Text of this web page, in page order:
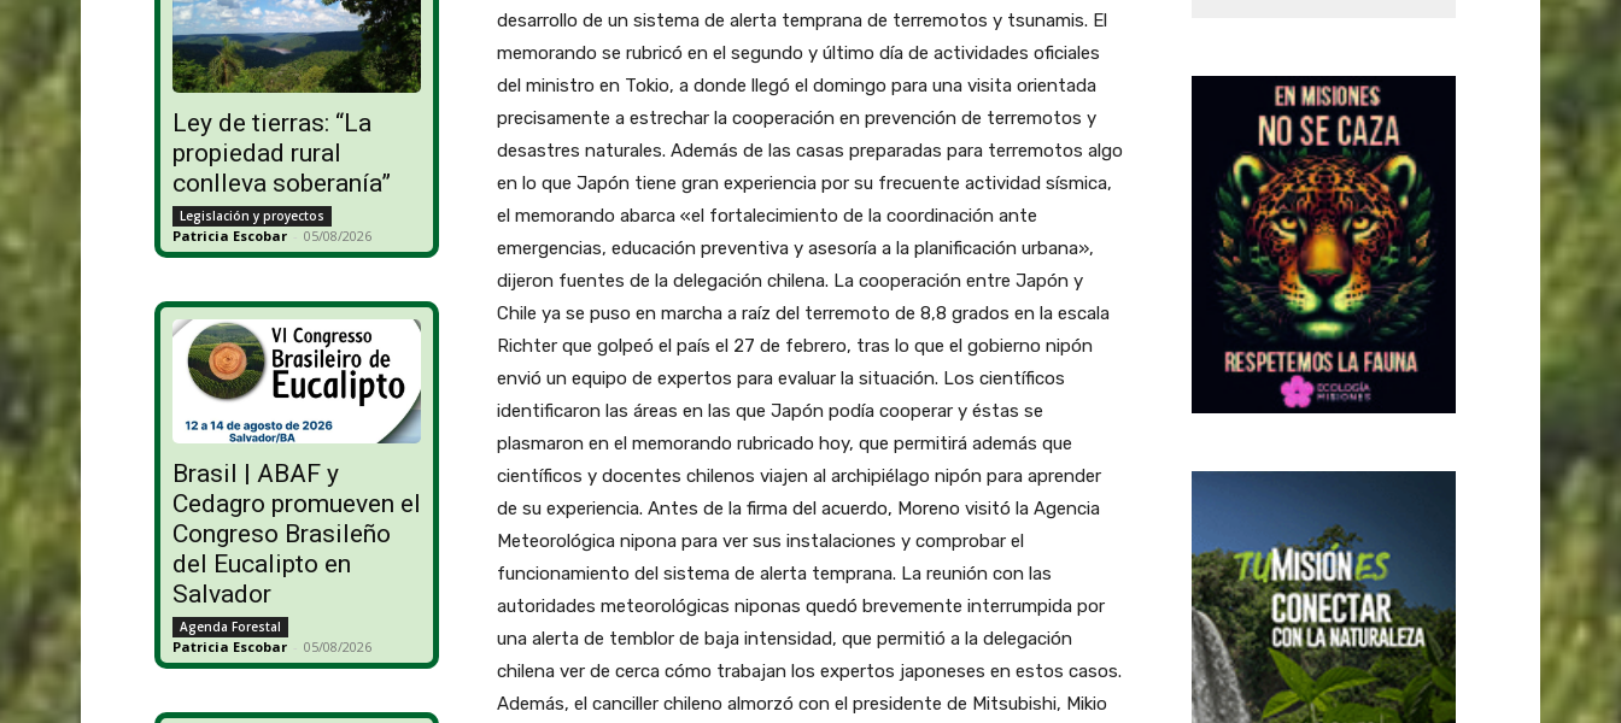
Ley de tierras: “La
propiedad rural
conlleva soberanía”
Legislación y proyectos
Patricia Escobar - 05/08/2026
Brasil | ABAF y
Cedagro promueven el
Congreso Brasileño
del Eucalipto en
Salvador
Agenda Forestal
Patricia Escobar - 05/08/2026
desarrollo de un sistema de alerta temprana de terremotos y tsunamis. El
memorando se rubricó en el segundo y último día de actividades oficiales
del ministro en Tokio, a donde llegó el domingo para una visita orientada
precisamente a estrechar la cooperación en prevención de terremotos y
desastres naturales. Además de las casas preparadas para terremotos algo
en lo que Japón tiene gran experiencia por su frecuente actividad sísmica,
el memorando abarca «el fortalecimiento de la coordinación ante
emergencias, educación preventiva y asesoría a la planificación urbana»,
dijeron fuentes de la delegación chilena. La cooperación entre Japón y
Chile ya se puso en marcha a raíz del terremoto de 8,8 grados en la escala
Richter que golpeó el país el 27 de febrero, tras lo que el gobierno nipón
envió un equipo de expertos para evaluar la situación. Los científicos
identificaron las áreas en las que Japón podía cooperar y éstas se
plasmaron en el memorando rubricado hoy, que permitirá además que
científicos y docentes chilenos viajen al archipiélago nipón para aprender
de su experiencia. Antes de la firma del acuerdo, Moreno visitó la Agencia
Meteorológica nipona para ver sus instalaciones y comprobar el
funcionamiento del sistema de alerta temprana. La reunión con las
autoridades meteorológicas niponas quedó brevemente interrumpida por
una alerta de temblor de baja intensidad, que permitió a la delegación
chilena ver de cerca cómo trabajan los expertos japoneses en estos casos.
Además, el canciller chileno almorzó con el presidente de Mitsubishi, Mikio